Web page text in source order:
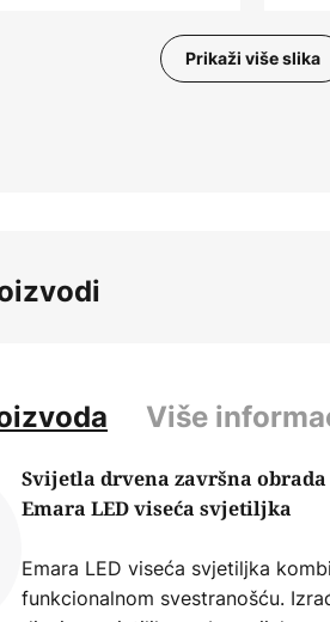
Prikaži više slika
Više
Svijetla drvena završna
Emara LED viseća svjetiljka
Emara LED viseća svjetiljka
funkcionalnom svestranošću.